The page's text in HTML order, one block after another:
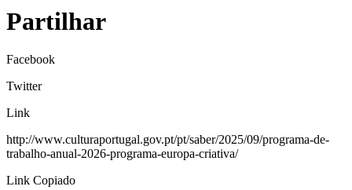
Partilhar
Facebook
Twitter
Link
http://www.culturaportugal.gov.pt/pt/saber/2025/09/programa-de-
trabalho-anual-2026-programa-europa-criativa/
Link Copiado